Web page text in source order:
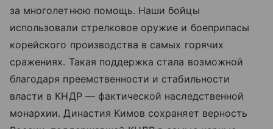
за многолетнюю помощь. Наши бойцы
использовали стрелковое оружие и боеприпасы
корейского производства в самых горячих
сражениях. Такая поддержка стала возможной
благодаря преемственности и стабильности
власти в КНДР — фактической наследственной
монархии. Династия Кимов сохраняет верность